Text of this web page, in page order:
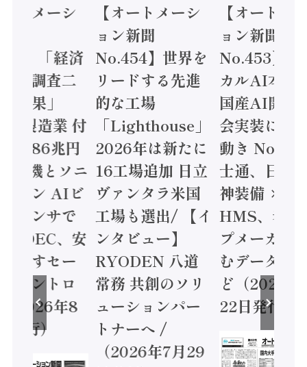
トメーシ
】「経済
態調査二
結果」
年製造業 付
額86兆円
電機とソニ
コン AIビ
センサで
/ IDEC、安
かすセー
コントロ
2026年8
発行）
【オートメーシ
ョン新聞
No.454】世界を
リードする先進
的な工場
「Lighthouse」
2026年は新たに
16工場追加 日立
ヴァンタラ米国
工場も選出/ 【イ
ンタビュー】
RYODEN 八道
常務 共創のソリ
ューションパー
トナーへ /
（2026年7月29
【オートメ
ョン新聞
No.453】フ
カルAI本格
国産AI開発
会実装に活
動き
士通、日立
神装備 ×
HMS、老舗
プメーカー
むデータ活
ど（2026年
22日発行）